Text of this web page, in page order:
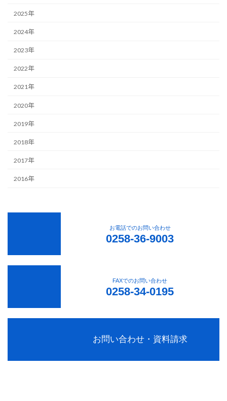
2025年
2024年
2023年
2022年
2021年
2020年
2019年
2018年
2017年
2016年
お電話でのお問い合わせ
0258-36-9003
FAXでのお問い合わせ
0258-34-0195
お問い合わせ・資料請求